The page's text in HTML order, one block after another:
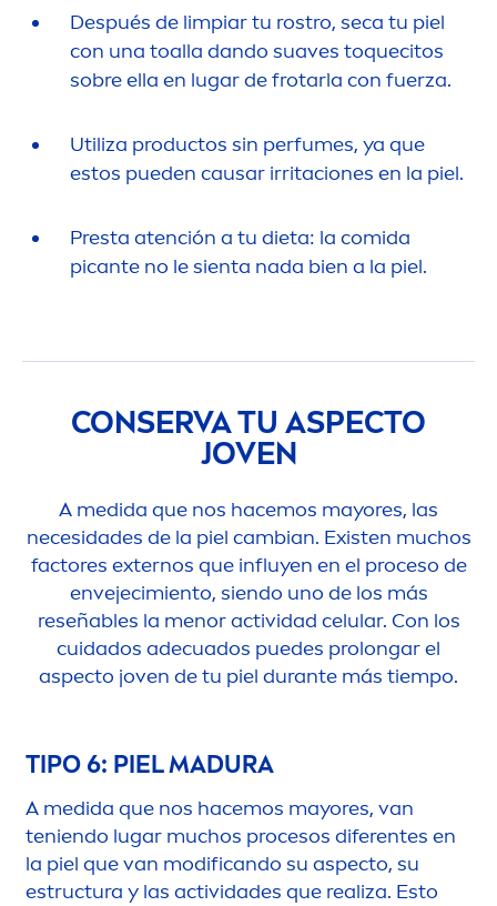
Después de limpiar tu rostro, seca tu piel
con una toalla dando suaves toquecitos
sobre ella en lugar de frotarla con fuerza.
Utiliza productos sin perfumes, ya que
estos pueden causar irritaciones en la piel.
Presta atención a tu dieta: la comida
picante no le sienta nada bien a la piel.
CONSERVA TU ASPECTO
JOVEN
A medida que nos hacemos mayores, las
necesidades de la piel cambian. Existen muchos
factores externos que influyen en el proceso de
envejecimiento, siendo uno de los más
reseñables la menor actividad celular. Con los
cuidados adecuados puedes prolongar el
aspecto joven de tu piel durante más tiempo.
TIPO 6: PIEL MADURA
A medida que nos hacemos mayores, van
teniendo lugar muchos procesos diferentes en
la piel que van modificando su aspecto, su
estructura y las actividades que realiza. Esto